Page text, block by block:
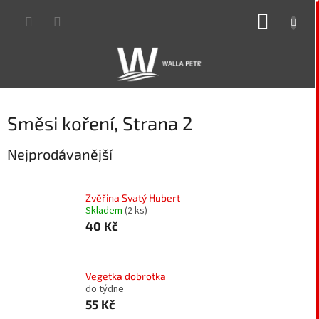
Směsi koření, Strana 2
Nejprodávanější
Zvěřina Svatý Hubert
Skladem (2 ks)
40 Kč
Vegetka dobrotka
do týdne
55 Kč